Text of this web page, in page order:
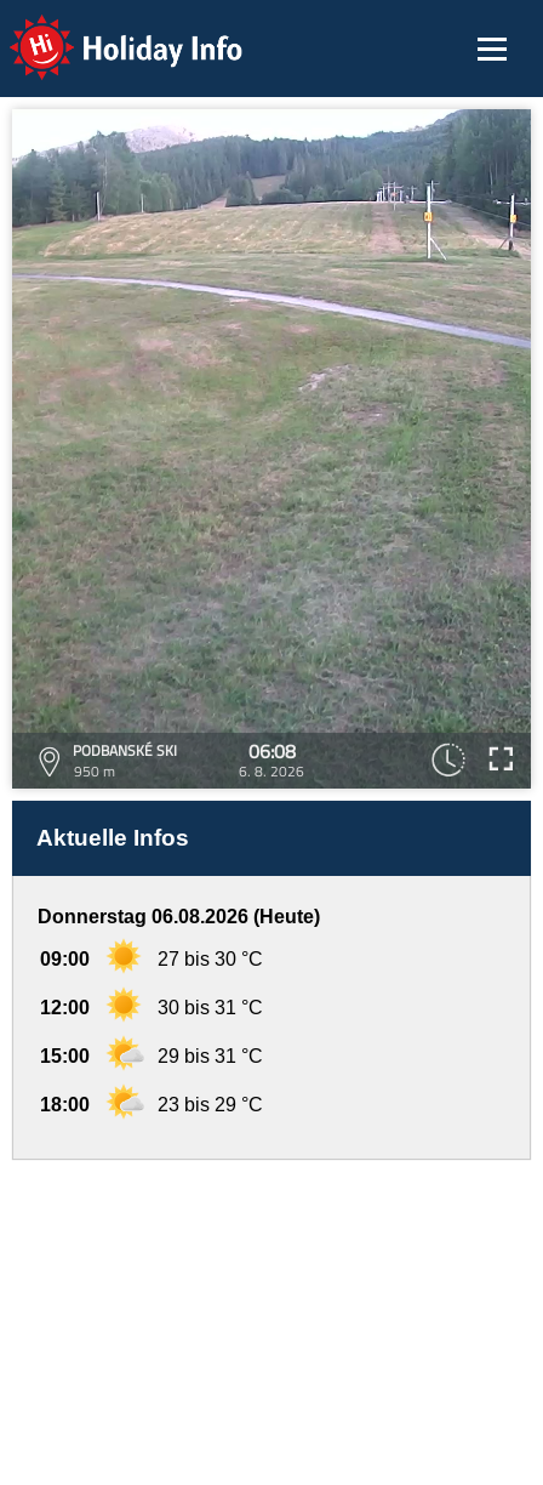
Holiday Info
PODBANSKÉ SKI
950 m
06:08
6. 8. 2026
Aktuelle Infos
Donnerstag 06.08.2026 (Heute)
09:00 27 bis 30 °C
12:00 30 bis 31 °C
15:00 29 bis 31 °C
18:00 23 bis 29 °C